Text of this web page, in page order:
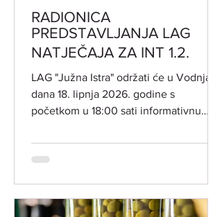
RADIONICA
PREDSTAVLJANJA LAG
NATJEČAJA ZA INT 1.2.
​LAG "Južna Istra" održati će u Vodnjanu
dana 18. lipnja 2026. godine s
početkom u 18:00 sati informativnu
natječaj za INT 1.2. "Potpora za razvoj i
očuvanje održive poljoprivredne
potencijalnim korisnicima. Prijave za